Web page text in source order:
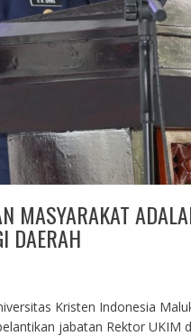
MASYARAKAT
DAERAH
Kristen Indonesia
jabatan Rektor UKIM